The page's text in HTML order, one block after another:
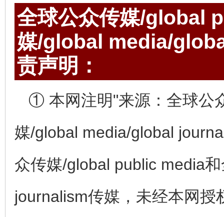
全球公众传媒/global
媒/global media/
责声明：
① 本网注明"来源：全球公
媒/global media/global
众传媒/global public media
journalism传媒，未经本网